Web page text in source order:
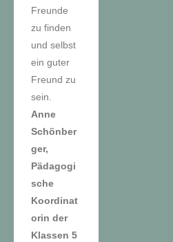
Freunde
zu finden
und selbst
ein guter
Freund zu
sein.
Anne
Schönber
ger,
Pädagogi
sche
Koordinat
orin der
Klassen 5